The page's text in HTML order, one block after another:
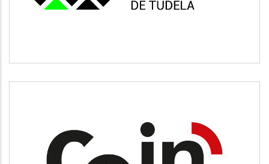
CEIN